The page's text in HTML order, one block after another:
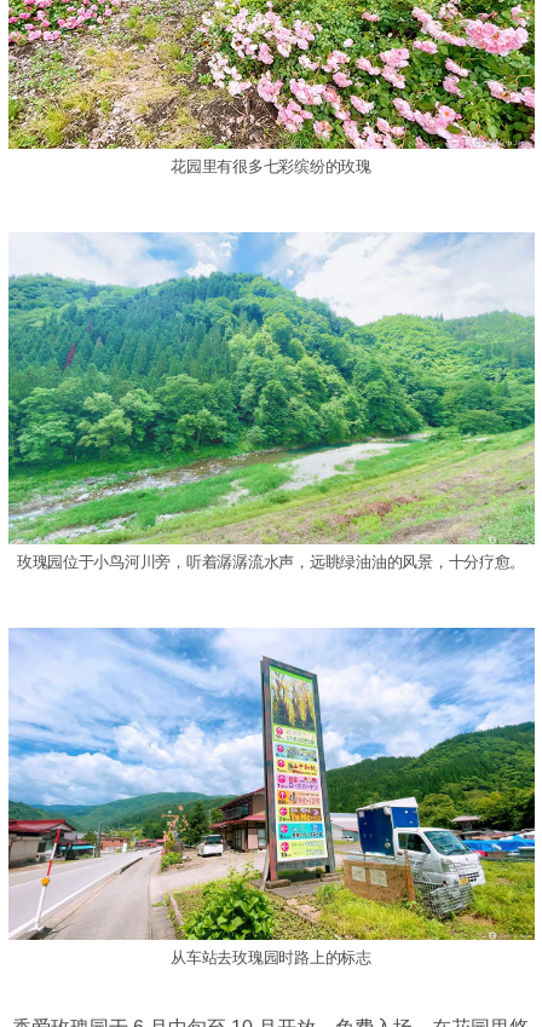
花园里有很多七彩缤纷的玫瑰
玫瑰园位于小鸟河川旁，听着潺潺流水声，远眺绿油油的风景，十分疗愈。
从车站去玫瑰园时路上的标志